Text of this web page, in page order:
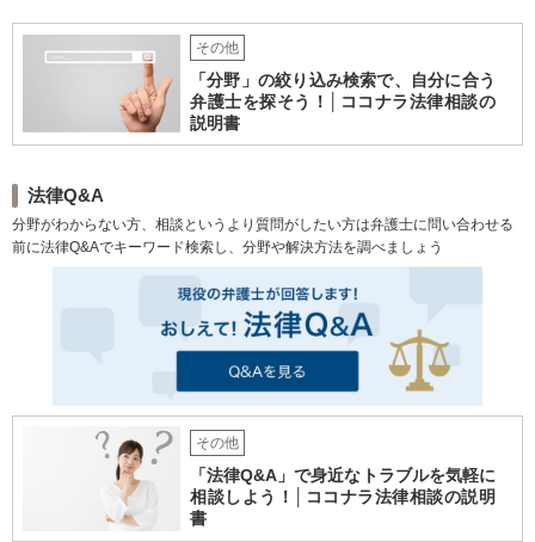
るまで一時的に養育費の増額や養育費外の負担の分担を求めることも
可能な場合はあると思います。 ただ、相手方の対応を拝見する限りで
すと、仮に合理的な根拠を提示して養育費の増額等を求めたとして
も、簡単には了解が得られなそうですが…（了解が得られない場合
は、裁判所に調停を申し立てることが考えられますが、解決までには
その他
「分野」の絞り込み検索で、自分に合う
弁護士を探そう！│ココナラ法律相談の
説明書
法律Q&A
分野がわからない方、相談というより質問がしたい方は弁護士に問い合わせる
前に法律Q&Aでキーワード検索し、分野や解決方法を調べましょう
その他
「法律Q&A」で身近なトラブルを気軽に
相談しよう！│ココナラ法律相談の説明
書